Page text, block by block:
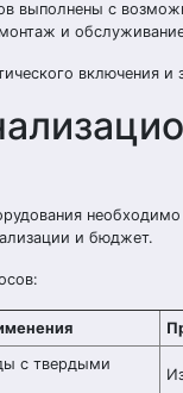
выполнены с
и
включения
и бюджет.
с твердыми